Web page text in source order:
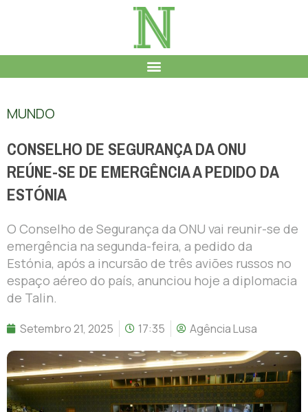
MUNDO
CONSELHO DE SEGURANÇA DA ONU
REÚNE-SE DE EMERGÊNCIA A PEDIDO DA
ESTÓNIA
O Conselho de Segurança da ONU vai reunir-se de
emergência na segunda-feira, a pedido da
Estónia, após a incursão de três aviões russos no
espaço aéreo do país, anunciou hoje a diplomacia
de Talin.
Setembro 21, 2025 17:35 Agência Lusa